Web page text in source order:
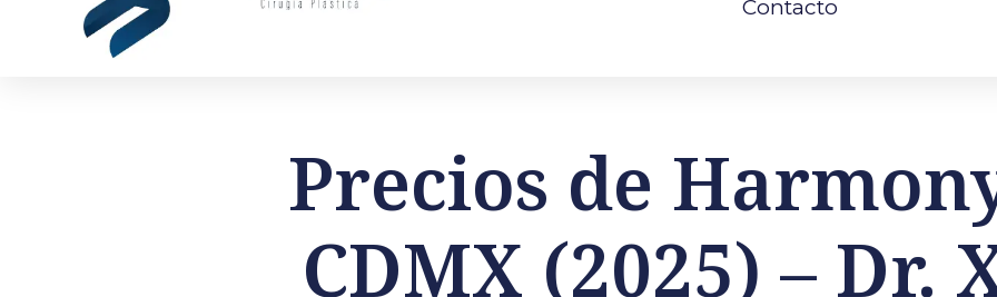
Contacto
Precios de
CDMX (2025) – Dr.